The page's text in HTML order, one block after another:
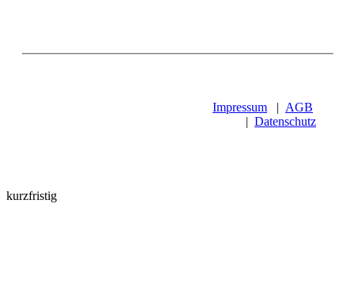
Impressum | AGB
| Datenschutz
kurzfristig